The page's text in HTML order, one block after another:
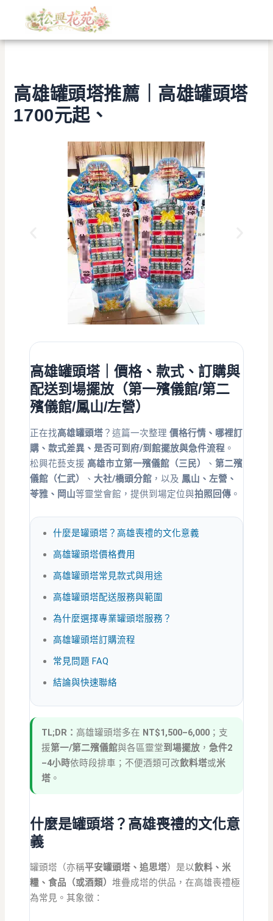
類
高雄罐頭塔推薦｜高雄罐頭塔
1700元起、
高雄罐頭塔｜價格、款式、訂購與
配送到場擺放（第一殯儀館/第二
殯儀館/鳳山/左營）
正在找高雄罐頭塔 ？這篇一次整理價格行情、哪裡訂
購、款式差異、是否可到府/到館擺放與急件流程 。
松興花藝支援 高雄市立第一殯儀館（三民） 、第二殯
儀館（仁武）
、 大社/橋頭分館 ，以及 鳳山、左營、
苓雅、岡山等靈堂會館，提供到場定位與拍照回傳 。
什麼是罐頭塔？高雄喪禮的文化意義
高雄罐頭塔價格費用
高雄罐頭塔常見款式與用途
高雄罐頭塔配送服務與範圍
為什麼選擇專業罐頭塔服務？
高雄罐頭塔訂購流程
常見問題 FAQ
結論與快速聯絡
TL;DR： 高雄罐頭塔多在 NT$1,500–6,000 ；支
援第一/第二殯儀館與各區靈堂到場擺放 ，急件2
–4小時依時段排車；不便酒類可改飲料塔或米
塔 。
什麼是罐頭塔？高雄喪禮的文化意
義
罐頭塔（亦稱平安罐頭塔、追思塔）是以飲料、米
糧、食品（或酒類）堆疊成塔的供品，在高雄喪禮極
為常見。其象徵：